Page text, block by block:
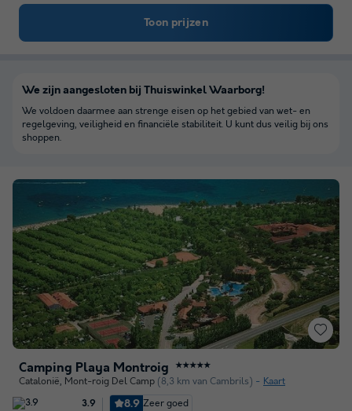
Toon prijzen
Camping Playa Montroig ★★★★★
Catalonië, Mont-roig Del Camp (8,3 km van Cambrils) Kaart
3.9 8.9 Zeer goed
We zijn aangesloten bij Thuiswinkel Waarborg!
We voldoen daarmee aan strenge eisen op het gebied van wet- en
regelgeving, veiligheid en financiële stabiliteit. U kunt dus veilig bij ons
shoppen.